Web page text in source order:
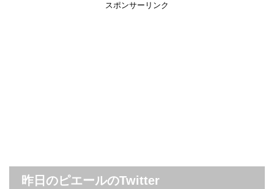
スポンサーリンク
昨日のピエールのTwitter